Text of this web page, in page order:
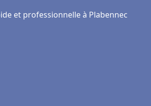
et professionnelle à Plabennec